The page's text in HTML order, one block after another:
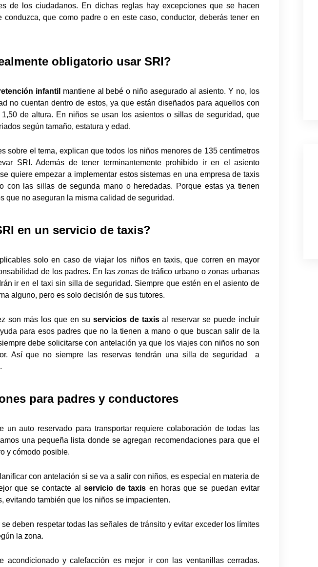
de los ciudadanos. En dichas reglas hay excepciones que se hacen
conduzca, que como padre o en este caso, conductor, deberás tener en
obligatorio usar SRI?
infantil mantiene al bebé o niño asegurado al asiento. Y no, los
no cuentan dentro de estos, ya que están diseñados para aquellos con
de altura. En niños se usan los asientos o sillas de seguridad, que
según tamaño, estatura y edad.
sobre el tema, explican que todos los niños menores de 135 centímetros
SRI. Además de tener terminantemente prohibido ir en el asiento
quiere empezar a implementar estos sistemas en una empresa de taxis
con las sillas de segunda mano o heredadas. Porque estas ya tienen
que no aseguran la misma calidad de seguridad.
en un servicio de taxis?
solo en caso de viajar los niños en taxis, que corren en mayor
de los padres. En las zonas de tráfico urbano o zonas urbanas
ir en el taxi sin silla de seguridad. Siempre que estén en el asiento de
alguno, pero es solo decisión de sus tutores.
son más los que en su servicios de taxisal reservar se puede incluir
para esos padres que no la tienen a mano o que buscan salir de la
debe solicitarse con antelación ya que los viajes con niños no son
Así que no siempre las reservas tendrán una silla de seguridad
a
para padres y conductores
un auto reservado para transportar requiere colaboración de todas las
una pequeña lista donde se agregan recomendaciones para que el
y cómodo posible.
con antelación si se va a salir con niños, es especial en materia de
que se contacte al servicio de taxis en horas que se puedan evitar
evitando también que los niños se impacienten.
deben respetar todas las señales de tránsito y evitar exceder los límites
la zona.
acondicionado y calefacción es mejor ir con las ventanillas cerradas.